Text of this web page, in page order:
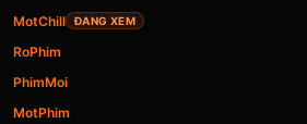
MotChill ĐANG XEM
RoPhim
PhimMoi
MotPhim